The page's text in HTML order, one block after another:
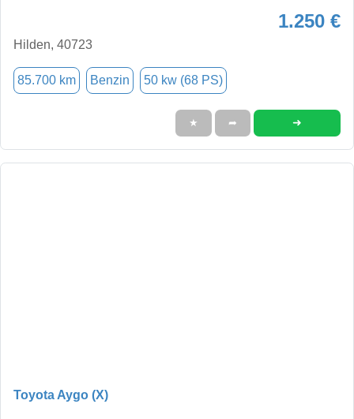
1.250 €
Hilden, 40723
85.700 km Benzin 50 kw (68 PS)
★ ➦ ➜
Toyota Aygo (X)